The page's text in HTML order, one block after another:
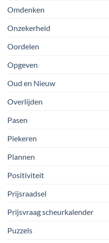
Omdenken
Onzekerheid
Oordelen
Opgeven
Oud en Nieuw
Overlijden
Pasen
Piekeren
Plannen
Positiviteit
Prijsraadsel
Prijsvraag scheurkalender
Puzzels